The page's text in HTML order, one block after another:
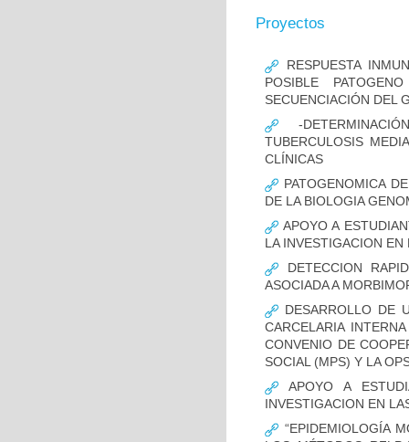
Proyectos
RESPUESTA
POSIBLE
SECUENCIACIÓN DEL
-
TUBERCULOSIS
CLÍNICAS
PATOGENOMICA
DE LA BIOLOGIA
APOYO A
LA INVESTIGACION EN
DETECCION
ASOCIADA A
DESARROLLO DE
CARCELARIA
CONVENIO DE
SOCIAL (MPS) Y LA
APOYO A
INVESTIGACION EN
“EPIDEMIOLOGÍA